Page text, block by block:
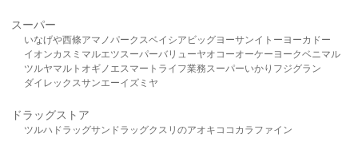
スーパー
いなげや西條アマノパークスベイシア ビッグヨーサンイトーヨーカドー
イオンカスミ マルエツスーパーバリューヤオコーオーケー ヨークベニマル
ツルヤマルト オギノ エスマート ライフ業務スーパーいかり フジグラン
ダイレックスサンエーイズミヤ
ドラッグストア
ツルハドラッグサンドラッグクスリのアオキ ココカラファイン